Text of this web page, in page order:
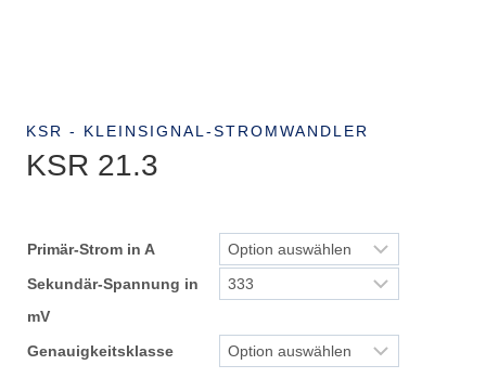
KSR - KLEINSIGNAL-STROMWANDLER
KSR 21.3
Primär-Strom in A
Sekundär-Spannung in
mV
Genauigkeitsklasse